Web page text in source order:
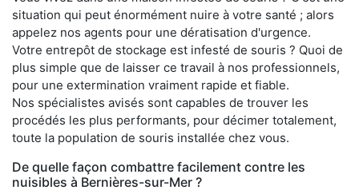
situation qui peut énormément nuire à votre santé ; alors
appelez nos agents pour une dératisation d'urgence.
Votre entrepôt de stockage est infesté de souris ? Quoi de
plus simple que de laisser ce travail à nos professionnels,
pour une extermination vraiment rapide et fiable.
Nos spécialistes avisés sont capables de trouver les
procédés les plus performants, pour décimer totalement,
toute la population de souris installée chez vous.
De quelle façon combattre facilement contre les
nuisibles à Bernières-sur-Mer ?